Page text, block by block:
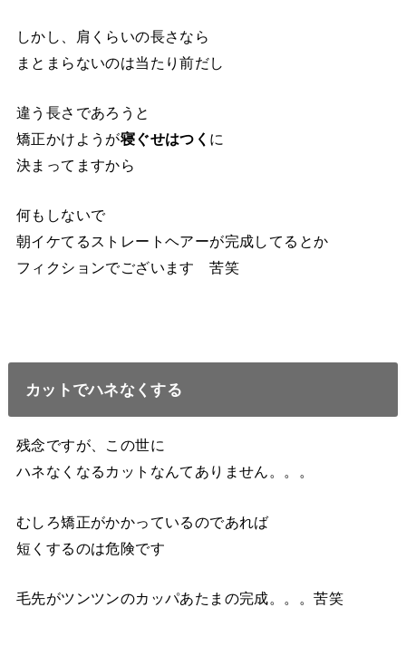
しかし、肩くらいの長さなら
まとまらないのは当たり前だし
違う長さであろうと
矯正かけようが寝ぐせはつく に
決まってますから
何もしないで
朝イケてるストレートヘアーが完成してるとか
フィクションでございます 苦笑
カットでハネなくする
残念ですが、この世に
ハネなくなるカットなんてありません。。。
むしろ矯正がかかっているのであれば
短くするのは危険です
毛先がツンツンのカッパあたまの完成。。。苦笑